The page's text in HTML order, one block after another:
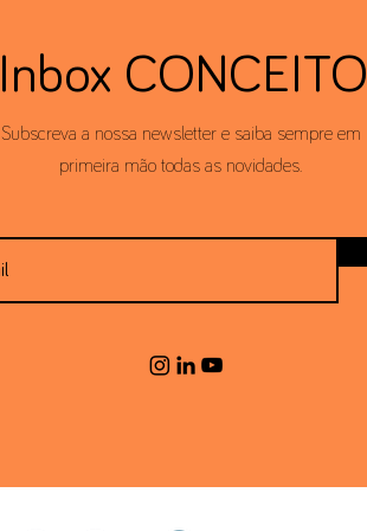
Inbox CONCEITO
Subscreva a nossa newsletter e saiba sempre em
primeira mão todas as novidades.